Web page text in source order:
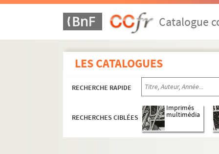
Catalogue
LES CATALOGUES
RECHERCHE RAPIDE
RECHERCHES CIBLÉES
Imprimés
multimédia